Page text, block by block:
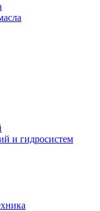
и гидросистем